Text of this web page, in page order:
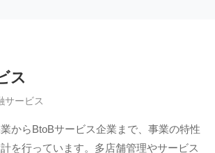
ス
サービス
からBtoBサービス企業まで、事業の特性
を行っています。多店舗管理やサービス